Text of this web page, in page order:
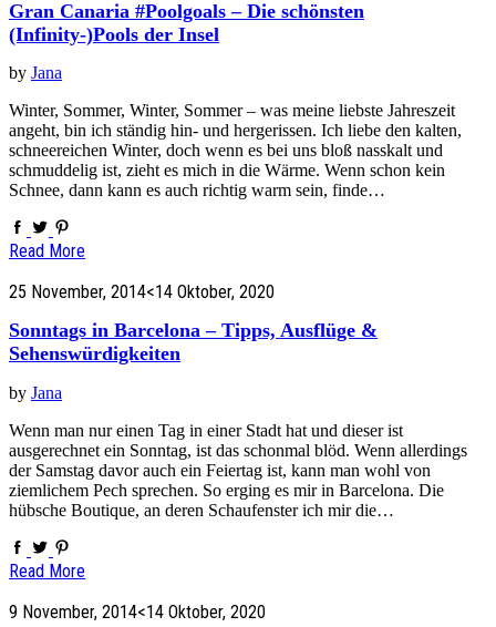
Gran Canaria #Poolgoals – Die schönsten
(Infinity-)Pools der Insel
by Jana
Winter, Sommer, Winter, Sommer – was meine liebste Jahreszeit
angeht, bin ich ständig hin- und hergerissen. Ich liebe den kalten,
schneereichen Winter, doch wenn es bei uns bloß nasskalt und
schmuddelig ist, zieht es mich in die Wärme. Wenn schon kein
Schnee, dann kann es auch richtig warm sein, finde…
Read More
25 November, 2014<14 Oktober, 2020
Sonntags in Barcelona – Tipps, Ausflüge &
Sehenswürdigkeiten
by Jana
Wenn man nur einen Tag in einer Stadt hat und dieser ist
ausgerechnet ein Sonntag, ist das schonmal blöd. Wenn allerdings
der Samstag davor auch ein Feiertag ist, kann man wohl von
ziemlichem Pech sprechen. So erging es mir in Barcelona. Die
hübsche Boutique, an deren Schaufenster ich mir die…
Read More
9 November, 2014<14 Oktober, 2020